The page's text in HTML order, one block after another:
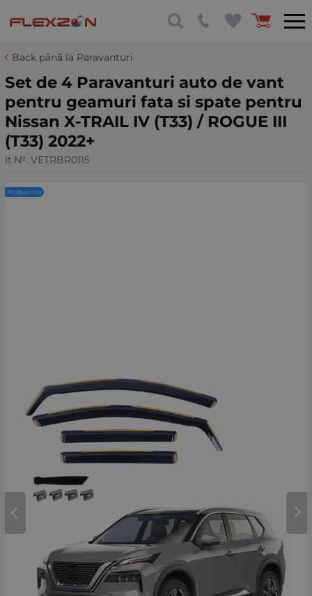
Back până la Paravanturi
Set de 4 Paravanturi auto de vant
pentru geamuri fata si spate pentru
Nissan X-TRAIL IV (T33) / ROGUE III
(T33) 2022+
It.№: VETRBR0115
Produs nou